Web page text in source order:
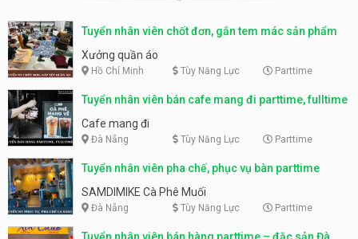
Tuyển nhân viên chốt đơn, gắn tem mác sản phẩm
Xưởng quần áo
Hồ Chí Minh Tùy Năng Lực Parttime
Tuyển nhân viên bán cafe mang đi parttime, fulltime
Cafe mang đi
Đà Nẵng Tùy Năng Lực Parttime
Tuyển nhân viên pha chế, phục vụ bàn parttime
SAMDIMIKE Cà Phê Muối
Đà Nẵng Tùy Năng Lực Parttime
Tuyển nhân viên bán hàng parttime – đặc sản Đà